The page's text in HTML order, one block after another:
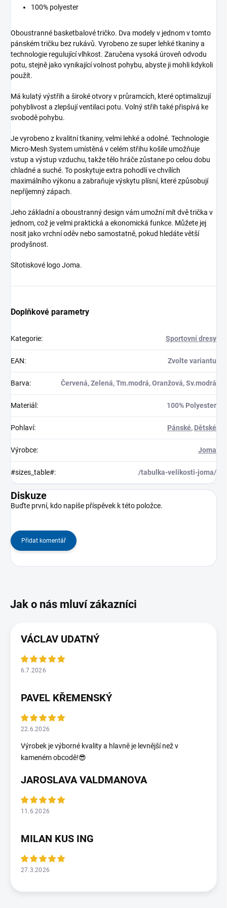
100% polyester
Oboustranné basketbalové tričko. Dva modely v jednom v tomto
pánském tričku bez rukávů. Vyrobeno ze super lehké tkaniny a
technologie regulující vlhkost. Zaručena vysoká úroveň odvodu
potu, stejně jako vynikající volnost pohybu, abyste ji mohli kdykoli
použít.
Má kulatý výstřih a široké otvory v průramcích, které optimalizují
pohyblivost a zlepšují ventilaci potu. Volný střih také přispívá ke
svobodě pohybu.
Je vyrobeno z kvalitní tkaniny, velmi lehké a odolné. Technologie
Micro-Mesh System umístěná v celém střihu košile umožňuje
vstup a výstup vzduchu, takže tělo hráče zůstane po celou dobu
chladné a suché. To poskytuje extra pohodlí ve chvílích
maximálního výkonu a zabraňuje výskytu plísní, které způsobují
nepříjemný zápach.
Jeho základní a oboustranný design vám umožní mít dvě trička v
jednom, což je velmi praktická a ekonomická funkce. Můžete jej
nosit jako vrchní oděv nebo samostatně, pokud hledáte větší
prodyšnost.
Sítotiskové logo Joma.
Doplňkové parametry
Kategorie: Sportovní dresy
EAN: Zvolte variantu
Barva: Červená, Zelená, Tm.modrá, Oranžová, Sv.modrá
Materiál : 100% Polyester
Pohlaví: Pánské, Dětské
Výrobce: Joma
#sizes_table#: /tabulka-velikosti-joma/
Diskuze
Buďte první, kdo napíše příspěvek k této položce.
Přidat komentář
VÁCLAV UDATNÝ
6.7.2026
PAVEL KŘEMENSKÝ
22.6.2026
Výrobek je výborné kvality a hlavně je levnější než v
kameném obcodě!😎
JAROSLAVA VALDMANOVA
11.6.2026
MILAN KUS ING
27.3.2026